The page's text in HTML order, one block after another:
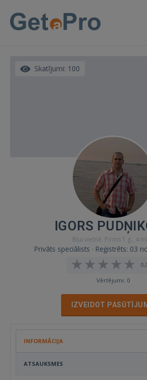
Skatījumi: 100
IGORS
Bija vietnē: Pirms 1 g., 4
Privāts speciālists · Reģistrēts: 03
Vērtējumi: 0
IZVEIDOT
INFORMĀCIJA
ATSAUKSMES